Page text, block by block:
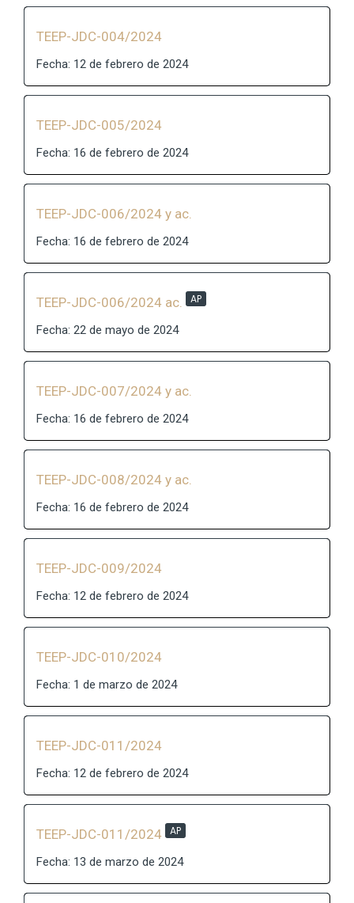
TEEP-JDC-004/2024
Fecha: 12 de febrero de 2024
TEEP-JDC-005/2024
Fecha: 16 de febrero de 2024
TEEP-JDC-006/2024 y ac.
Fecha: 16 de febrero de 2024
TEEP-JDC-006/2024 ac. AP
Fecha: 22 de mayo de 2024
TEEP-JDC-007/2024 y ac.
Fecha: 16 de febrero de 2024
TEEP-JDC-008/2024 y ac.
Fecha: 16 de febrero de 2024
TEEP-JDC-009/2024
Fecha: 12 de febrero de 2024
TEEP-JDC-010/2024
Fecha: 1 de marzo de 2024
TEEP-JDC-011/2024
Fecha: 12 de febrero de 2024
TEEP-JDC-011/2024 AP
Fecha: 13 de marzo de 2024